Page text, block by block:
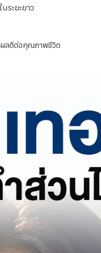
ระยะยาว
ผลดีต่อคุณภาพชีวิต